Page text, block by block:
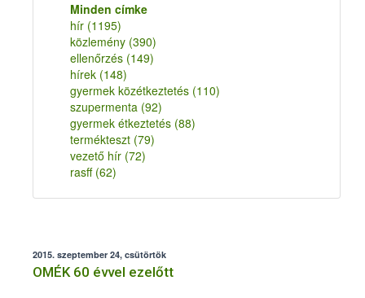
Minden címke
hír (1195)
közlemény (390)
ellenőrzés (149)
hírek (148)
gyermek közétkeztetés (110)
szupermenta (92)
gyermek étkeztetés (88)
termékteszt (79)
vezető hír (72)
rasff (62)
2015. szeptember 24, csütörtök
OMÉK 60 évvel ezelőtt